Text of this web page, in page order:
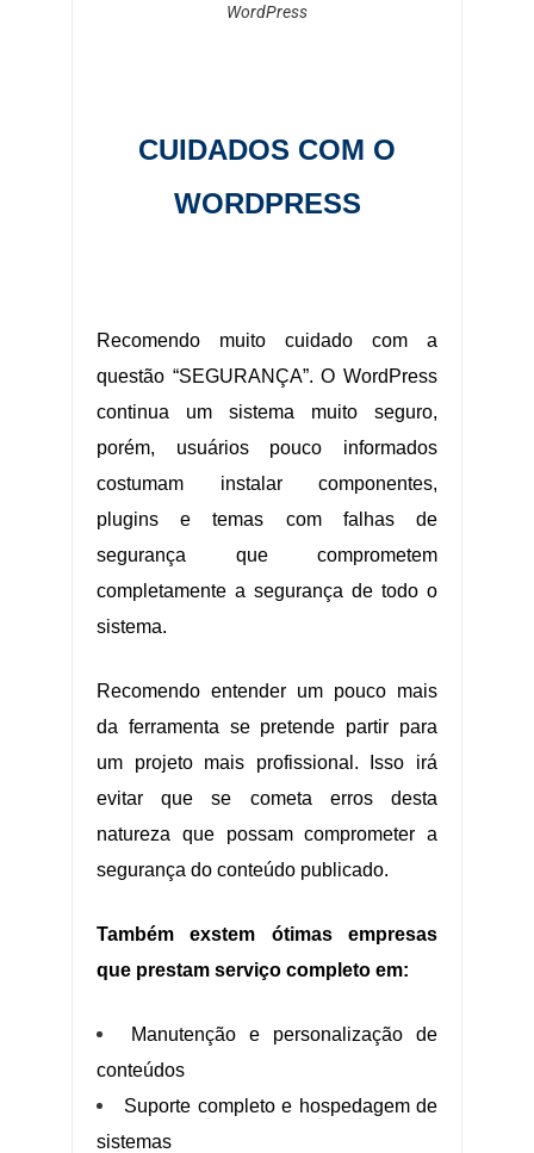
WordPress
CUIDADOS COM O
WORDPRESS
Recomendo muito cuidado com a
questão “SEGURANÇA”. O WordPress
continua um sistema muito seguro,
porém, usuários pouco informados
costumam instalar componentes,
plugins e temas com falhas de
segurança que comprometem
completamente a segurança de todo o
sistema.
Recomendo entender um pouco mais
da ferramenta se pretende partir para
um projeto mais profissional. Isso irá
evitar que se cometa erros desta
natureza que possam comprometer a
segurança do conteúdo publicado.
Também exstem ótimas empresas
que prestam serviço completo em:
Manutenção e personalização de
conteúdos
Suporte completo e hospedagem de
sistemas